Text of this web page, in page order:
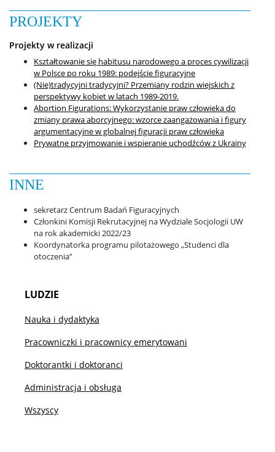
PROJEKTY
Projekty w realizacji
Kształtowanie się habitusu narodowego a proces cywilizacji
w Polsce po roku 1989: podejście figuracyjne
(Nie)tradycyjni tradycyjni? Przemiany rodzin wiejskich z
perspektywy kobiet w latach 1989-2019.
Abortion Figurations: Wykorzystanie praw człowieka do
zmiany prawa aborcyjnego: wzorce zaangażowania i figury
argumentacyjne w globalnej figuracji praw człowieka
Prywatne przyjmowanie i wspieranie uchodźców z Ukrainy
INNE
sekretarz Centrum Badań Figuracyjnych
Członkini Komisji Rekrutacyjnej na Wydziale Socjologii UW
na rok akademicki 2022/23
Koordynatorka programu pilotażowego „Studenci dla
otoczenia”
LUDZIE
Nauka i dydaktyka
Pracowniczki i pracownicy emerytowani
Doktorantki i doktoranci
Administracja i obsługa
Wszyscy